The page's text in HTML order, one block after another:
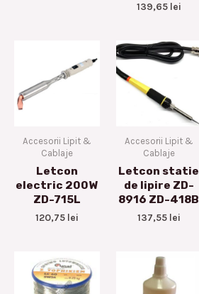
139,65 lei
Accesorii Lipit &
Cablaje
Letcon
electric 200W
ZD-715L
120,75 lei
Accesorii Lipit &
Cablaje
Letcon statie
de lipire ZD-
8916 ZD-418B
137,55 lei